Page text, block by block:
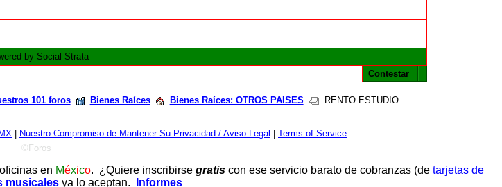
by Social Strata
Contestar
101 foros Bienes Raíces Bienes Raíces: OTROS PAISES
RENTO ESTUDIO
Nuestro Compromiso de Mantener Su Privacidad / Aviso Legal
Terms of Service
©Foros
en México. ¿Quiere inscribirse gratis con ese servicio barato de cobranzas (de tarjetas de
musicales ya lo aceptan. Informes